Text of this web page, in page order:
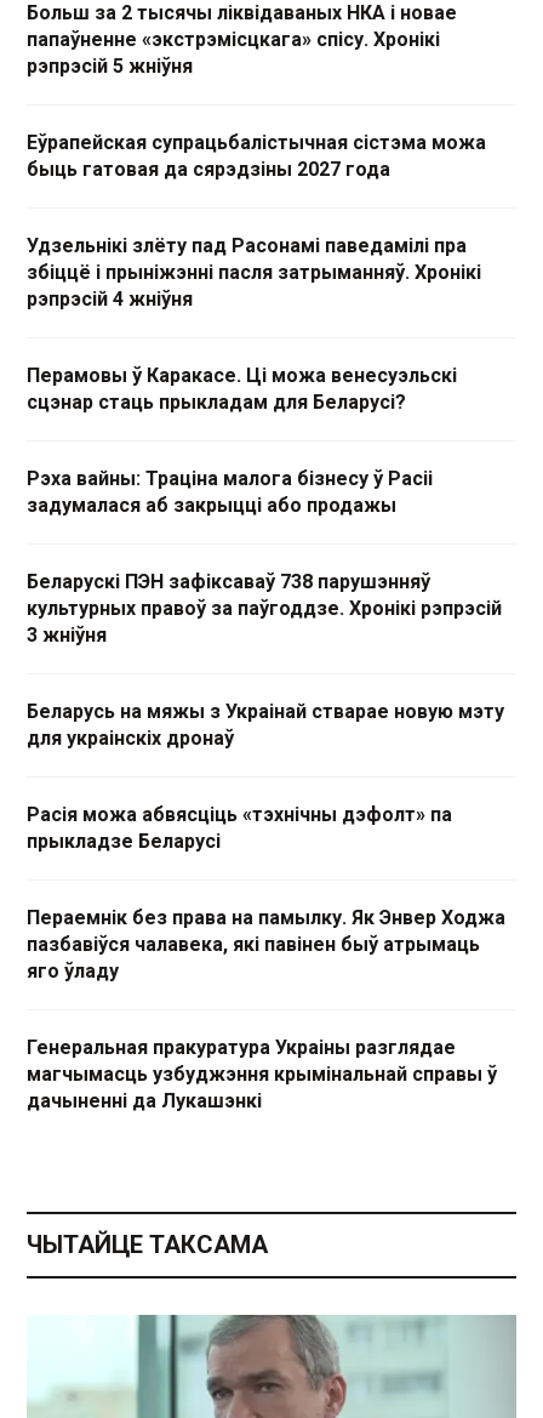
Больш за 2 тысячы ліквідаваных НКА і новае
папаўненне «экстрэмісцкага» спісу. Хронікі
рэпрэсій 5 жніўня
Еўрапейская супрацьбалістычная сістэма можа
быць гатовая да сярэдзіны 2027 года
Удзельнікі злёту пад Расонамі паведамілі пра
збіццё і прыніжэнні пасля затрыманняў. Хронікі
рэпрэсій 4 жніўня
Перамовы ў Каракасе. Ці можа венесуэльскі
сцэнар стаць прыкладам для Беларусі?
Рэха вайны: Траціна малога бізнесу ў Расіі
задумалася аб закрыцці або продажы
Беларускі ПЭН зафіксаваў 738 парушэнняў
культурных правоў за паўгоддзе. Хронікі рэпрэсій
3 жніўня
Беларусь на мяжы з Украінай стварае новую мэту
для украінскіх дронаў
Расія можа абвясціць «тэхнічны дэфолт» па
прыкладзе Беларусі
Пераемнік без права на памылку. Як Энвер Ходжа
пазбавіўся чалавека, які павінен быў атрымаць
яго ўладу
Генеральная пракуратура Украіны разглядае
магчымасць узбуджэння крымінальнай справы ў
дачыненні да Лукашэнкі
ЧЫТАЙЦЕ ТАКСАМА